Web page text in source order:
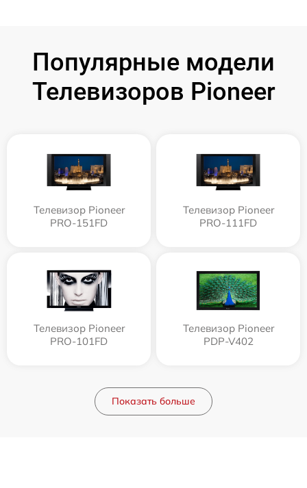
Популярные модели
Телевизоров Pioneer
Телевизор Pioneer
PRO-151FD
Телевизор Pioneer
PRO-111FD
Телевизор Pioneer
PRO-101FD
Телевизор Pioneer
PDP-V402
Показать больше